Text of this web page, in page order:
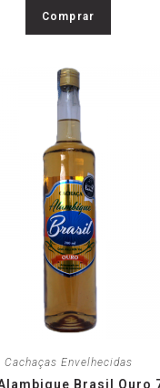
Comprar
Cachaças Envelhecidas
Brasil Ouro